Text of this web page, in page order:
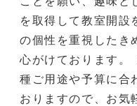
を取得して教室開設
の個性を重視したき
心がけております。
種ご用途や予算に合
おりますので、お気